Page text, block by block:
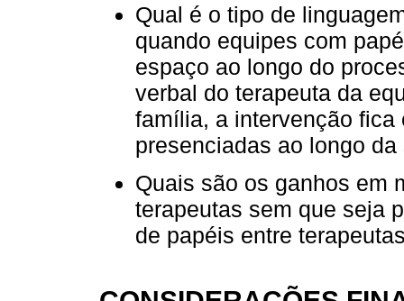
Qual é o tipo de
quando equipes com
espaço ao longo do
verbal do terapeuta da
família, a intervenção fica
presenciadas ao longo da
Quais são os ganhos em
terapeutas sem que seja
de papéis entre